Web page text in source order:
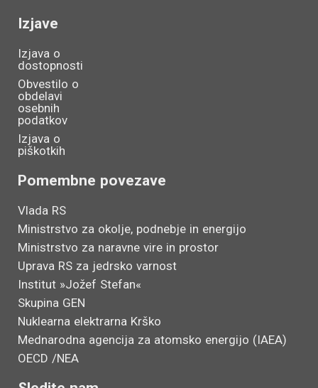
Izjave
Izjava o
dostopnosti
Obvestilo o
obdelavi
osebnih
podatkov
Izjava o
piškotkih
Pomembne povezave
Vlada RS
Ministrstvo za okolje, podnebje in energijo
Ministrstvo za naravne vire in prostor
Uprava RS za jedrsko varnost
Institut »Jožef Stefan«
Skupina GEN
Nuklearna elektrarna Krško
Mednarodna agencija za atomsko energijo (IAEA)
OECD /NEA